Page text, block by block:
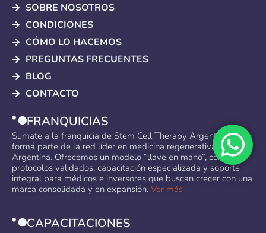
SOBRE NOSOTROS
CONDICIONES
CÓMO LO HACEMOS
PREGUNTAS FRECUENTES
BLOG
CONTACTO
FRANQUICIAS
Sumate a la franquicia de Stem Cell Therapy Argentina y
formá parte de la red líder en medicina regenerativa en
Argentina. Ofrecemos un modelo “llave en mano”, con
protocolos validados, capacitación especializada y soporte
integral para médicos e inversores que buscan crecer con una
marca consolidada y en expansión. Ver más
CAPACITACIONES